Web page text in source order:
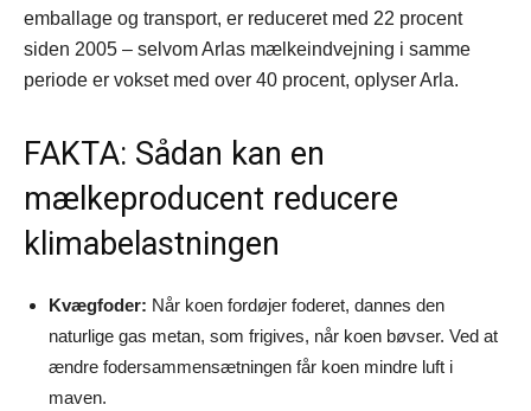
emballage og transport, er reduceret med 22 procent
siden 2005 – selvom Arlas mælkeindvejning i samme
periode er vokset med over 40 procent, oplyser Arla.
FAKTA: Sådan kan en
mælkeproducent reducere
klimabelastningen
Kvægfoder: Når koen fordøjer foderet, dannes den
naturlige gas metan, som frigives, når koen bøvser. Ved at
ændre fodersammensætningen får koen mindre luft i
maven.